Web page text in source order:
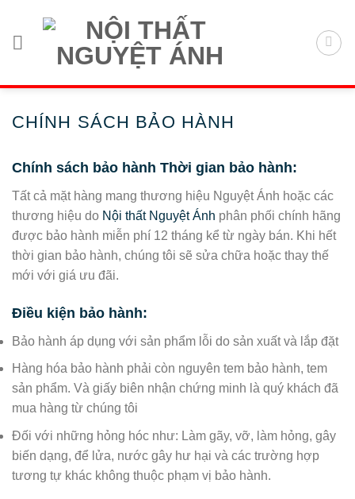
nội
CHÍNH SÁCH BẢO HÀNH
Chính sách bảo hành Thời gian bảo hành:
Tất cả mặt hàng mang thương hiệu Nguyệt Ánh hoặc các
thương hiệu do Nội thất Nguyệt Ánh phân phối chính hãng
được bảo hành miễn phí 12 tháng kể từ ngày bán. Khi hết
thời gian bảo hành, chúng tôi sẽ sửa chữa hoặc thay thế
mới với giá ưu đãi.
Điều kiện bảo hành:
Bảo hành áp dụng với sản phẩm lỗi do sản xuất và lắp đặt
Hàng hóa bảo hành phải còn nguyên tem bảo hành, tem
sản phẩm. Và giấy biên nhận chứng minh là quý khách đã
mua hàng từ chúng tôi
Đối với những hỏng hóc như: Làm gãy, vỡ, làm hỏng, gây
biến dạng, để lửa, nước gây hư hại và các trường hợp
tương tự khác không thuộc phạm vị bảo hành.